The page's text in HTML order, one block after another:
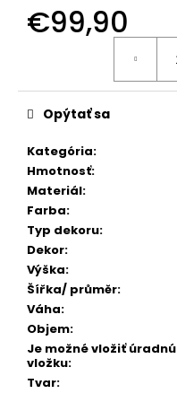
€99,90
Kategória:
Hmotnosť:
Materiál:
Farba:
Typ dekoru:
Dekor:
Výška:
Šířka/ průměr:
Váha:
Objem:
Je možné vložiť úradnú
vložku:
Tvar:
Opýtať sa
d
p
o
ú
č
a
m
e
POZLÁTENÝ
PRSTEŇ
MODRÝ
ACHÁT
€160